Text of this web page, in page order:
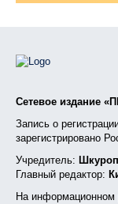
Сетевое издание
Запись о
зарегистрировано
Учредитель:
Главный редактор:
На информационном